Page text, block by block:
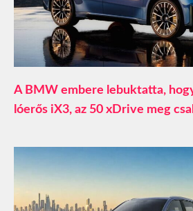
A BMW embere lebuktatta,
lóerős iX3, az 50 xDrive meg